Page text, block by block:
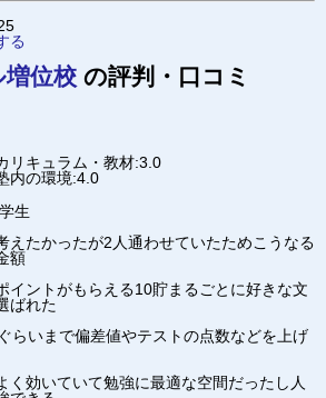
る
増位校 の評判・口コミ
リキュラム・教材:3.0
内の環境:4.0
生
えたかったが2人通わせていたためこうなる
額
イントがもらえる10貯まるごとに好きな文
ばれた
らいまで偏差値やテストの点数などを上げ
く効いていて勉強に最適な空間だったし人